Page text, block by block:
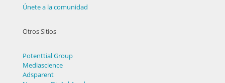
Únete a la comunidad
Otros Sitios
Potenttial Group
Mediascience
Adsparent